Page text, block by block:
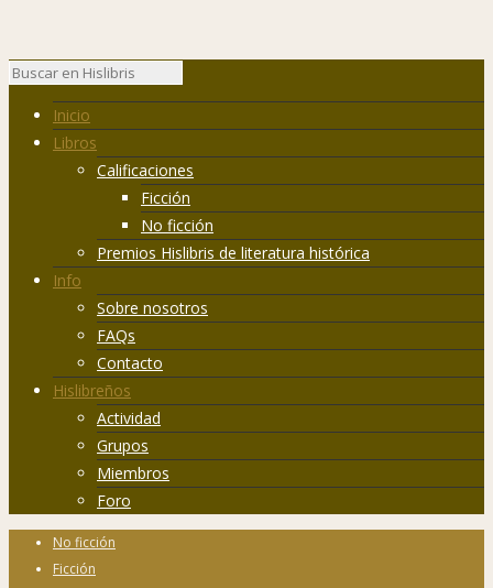
Inicio
Libros
Calificaciones
Ficción
No ficción
Premios Hislibris de literatura histórica
Info
Sobre nosotros
FAQs
Contacto
Hislibreños
Actividad
Grupos
Miembros
Foro
No ficción
Ficción